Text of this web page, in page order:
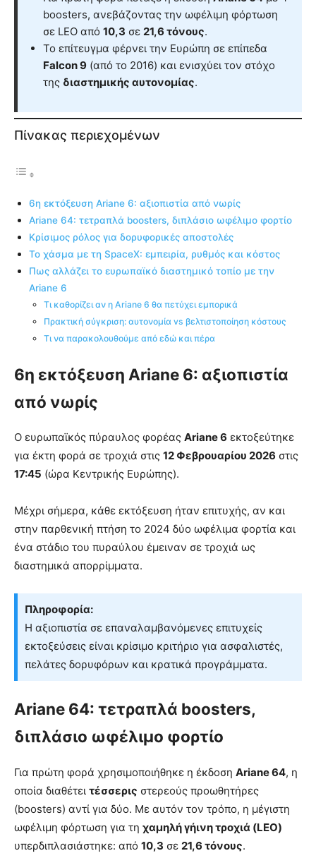
boosters, ανεβάζοντας την ωφέλιμη φόρτωση
σε LEO από 10,3 σε 21,6 τόνους.
Το επίτευγμα φέρνει την Ευρώπη σε επίπεδα
Falcon 9 (από το 2016) και ενισχύει τον στόχο
της διαστημικής αυτονομίας.
Πίνακας περιεχομένων
6η εκτόξευση Ariane 6: αξιοπιστία από νωρίς
Ariane 64: τετραπλά boosters, διπλάσιο ωφέλιμο φορτίο
Κρίσιμος ρόλος για δορυφορικές αποστολές
Το χάσμα με τη SpaceX: εμπειρία, ρυθμός και κόστος
Πως αλλάζει το ευρωπαϊκό διαστημικό τοπίο με την
Ariane 6
Τι καθορίζει αν η Ariane 6 θα πετύχει εμπορικά
Πρακτική σύγκριση: αυτονομία vs βελτιστοποίηση κόστους
Τι να παρακολουθούμε από εδώ και πέρα
6η εκτόξευση Ariane 6: αξιοπιστία
από νωρίς
Ο ευρωπαϊκός πύραυλος φορέας Ariane 6 εκτοξεύτηκε
για έκτη φορά σε τροχιά στις 12 Φεβρουαρίου 2026 στις
17:45 (ώρα Κεντρικής Ευρώπης).
Μέχρι σήμερα, κάθε εκτόξευση ήταν επιτυχής, αν και
στην παρθενική πτήση το 2024 δύο ωφέλιμα φορτία και
ένα στάδιο του πυραύλου έμειναν σε τροχιά ως
διαστημικά απορρίμματα.
Πληροφορία:
Η αξιοπιστία σε επαναλαμβανόμενες επιτυχείς
εκτοξεύσεις είναι κρίσιμο κριτήριο για ασφαλιστές,
πελάτες δορυφόρων και κρατικά προγράμματα.
Ariane 64: τετραπλά boosters,
διπλάσιο ωφέλιμο φορτίο
Για πρώτη φορά χρησιμοποιήθηκε η έκδοση Ariane 64, η
οποία διαθέτει τέσσερις στερεούς προωθητήρες
(boosters) αντί για δύο. Με αυτόν τον τρόπο, η μέγιστη
ωφέλιμη φόρτωση για τη χαμηλή γήινη τροχιά (LEO)
υπερδιπλασιάστηκε: από 10,3 σε 21,6 τόνους.